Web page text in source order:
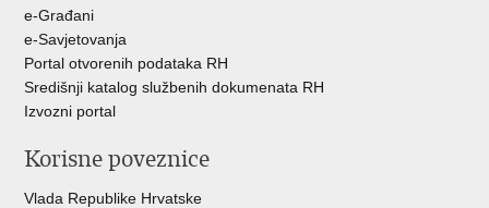
e-Građani
e-Savjetovanja
Portal otvorenih podataka RH
Središnji katalog službenih dokumenata RH
Izvozni portal
Korisne poveznice
Vlada Republike Hrvatske